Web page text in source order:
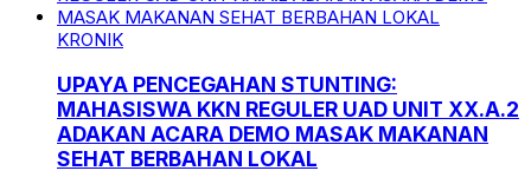
KRONIK
UPAYA PENCEGAHAN STUNTING:
MAHASISWA KKN REGULER UAD UNIT XX.A.2
ADAKAN ACARA DEMO MASAK MAKANAN
SEHAT BERBAHAN LOKAL